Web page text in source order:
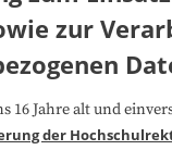
FAQ
zur
16 Jahre alt und
der